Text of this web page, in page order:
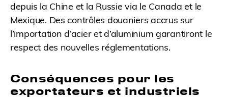
depuis la Chine et la Russie via le Canada et le
Mexique. Des contrôles douaniers accrus sur
l’importation d’acier et d’aluminium garantiront le
respect des nouvelles réglementations.
Conséquences pour les
exportateurs et industriels